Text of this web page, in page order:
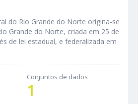
do Rio Grande do Norte origina-se
Grande do Norte, criada em 25 de
de lei estadual, e federalizada em
Conjuntos de dados
1